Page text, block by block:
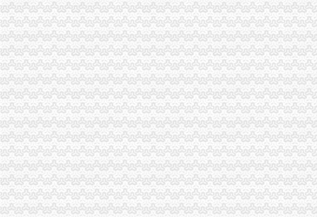
潼南局严把“四关”代办注销分公司确保节日市场安全
九龙坡局“三严格两化”重庆注销税务加元旦12315申诉举报工作
渝中局个体核名、分公司营业执照注销登记实行一个窗口办结
合川局三项措施稳定节日粮油市重庆注销分公司场秩序
江津局“三个突出”加元旦春节市场的分公司营业执照注销监管
长寿区下岗失业人员从事个体经营呈现五大征
九龙坡局重庆分公司注销桷坪所以查获互联网广告虚宣案为突破化互联网广告